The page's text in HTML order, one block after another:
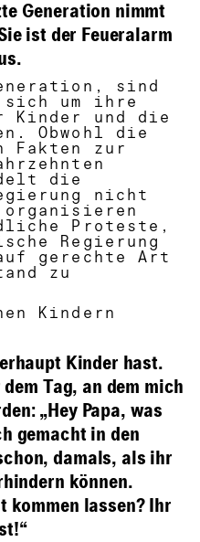
sind
um ihre
und die
Obwohl die
Fakten zur
die
nicht
organisieren
Proteste,
Regierung
gerechte Art
zu
Generation nimmt
ist der Feueralarm
Kindern
Kinder hast.
Tag, an dem mich
„Hey Papa, was
gemacht in den
damals, als ihr
können.
kommen lassen? Ihr